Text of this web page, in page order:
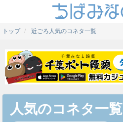
トップ 近ごろ人気のコネタ一覧
人気のコネタ一覧